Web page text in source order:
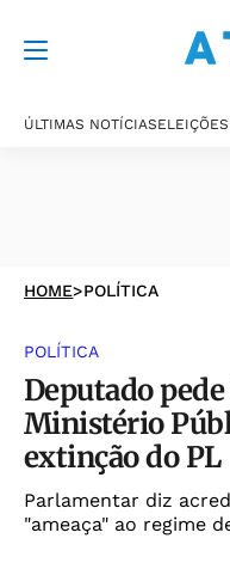
ÚLTIMAS NOTÍCIAS
HOME>POLÍTICA
POLÍTICA
Deputado pede
Ministério
extinção do PL
Parlamentar diz
"ameaça" ao regime